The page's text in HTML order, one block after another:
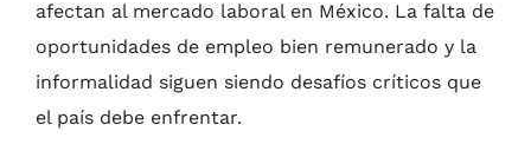
afectan al mercado laboral en México. La falta de
oportunidades de empleo bien remunerado y la
informalidad siguen siendo desafíos críticos que
el país debe enfrentar.